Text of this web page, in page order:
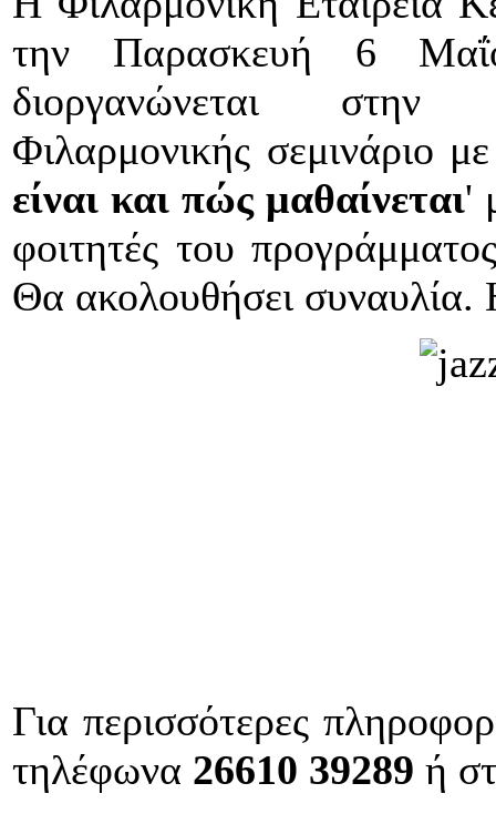
την Παρασκευή 6
διοργανώνεται
Φιλαρμονικής σεμινάριο
είναι και πώς μαθαίνεται'
φοιτητές του
Θα ακολουθήσει συναυλία.
Για περισσότερες
τηλέφωνα 26610 39289 ή